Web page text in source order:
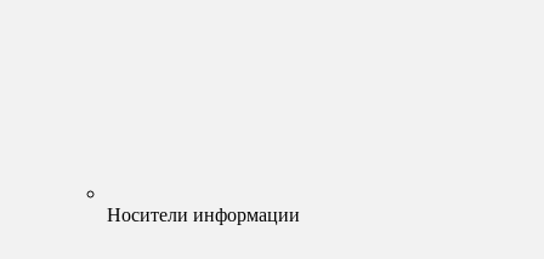
Носители информации